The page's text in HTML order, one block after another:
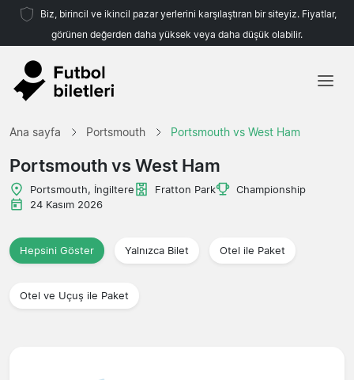
Biz, birincil ve ikincil pazar yerlerini karşılaştıran bir siteyiz. Fiyatlar,
görünen değerden daha yüksek veya daha düşük olabilir.
Ana sayfa Portsmouth Portsmouth vs West Ham
Portsmouth vs West Ham
Portsmouth, İngiltere Fratton Park
Championship
24 Kasım 2026
Hepsini Göster Yalnızca Bilet Otel ile Paket
Otel ve Uçuş ile Paket